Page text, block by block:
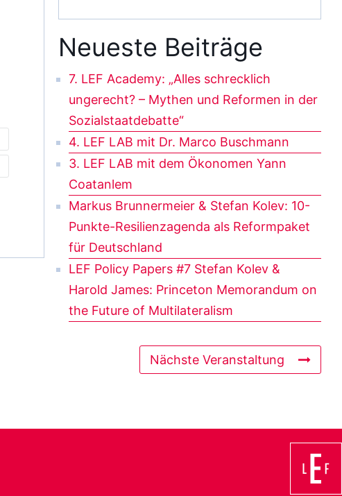
Neueste Beiträge
7. LEF Academy: „Alles schrecklich
ungerecht? – Mythen und Reformen in der
Sozialstaatdebatte“
4. LEF LAB mit Dr. Marco Buschmann
3. LEF LAB mit dem Ökonomen Yann
Coatanlem
Markus Brunnermeier & Stefan Kolev: 10-
Punkte-Resilienzagenda als Reformpaket
für Deutschland
LEF Policy Papers #7 Stefan Kolev &
Harold James: Princeton Memorandum on
the Future of Multilateralism
Nächste Veranstaltung